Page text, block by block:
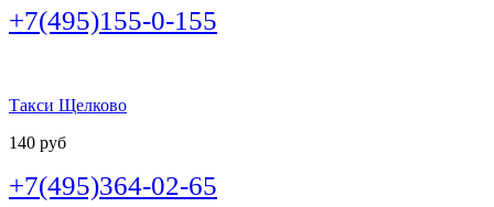
+7(495)155-0-155
Такси Щелково
140 руб
+7(495)364-02-65